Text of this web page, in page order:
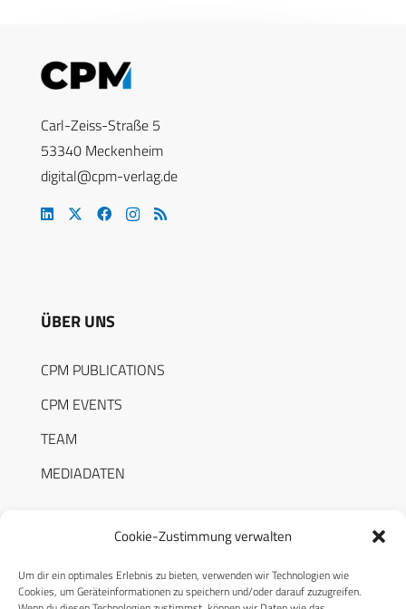
Cookie-Zustimmung verwalten
Um dir ein optimales Erlebnis zu bieten, verwenden wir Technologien wie
Cookies, um Geräteinformationen zu speichern und/oder darauf zuzugreifen.
Carl-Zeiss-Straße 5
53340 Meckenheim
digital@cpm-verlag.de
ÜBER UNS
CPM PUBLICATIONS
CPM EVENTS
TEAM
MEDIADATEN
RECHTLICHES